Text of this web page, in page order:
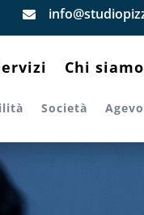

Chi siamo
Società